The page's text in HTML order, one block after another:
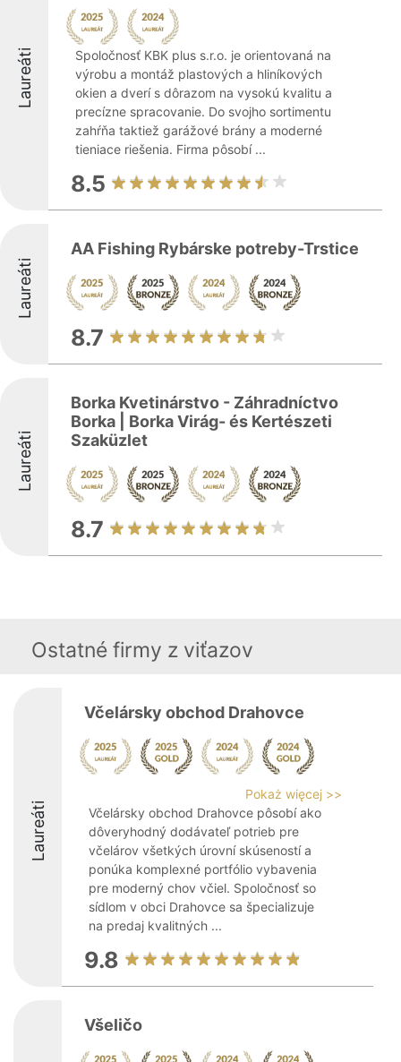
Laureáti
Spoločnosť KBK plus s.r.o. je orientovaná na
výrobu a montáž plastových a hliníkových
okien a dverí s dôrazom na vysokú kvalitu a
precízne spracovanie. Do svojho sortimentu
zahŕňa taktiež garážové brány a moderné
tieniace riešenia. Firma pôsobí ...
8.5
Laureáti
AA Fishing Rybárske potreby-Trstice
8.7
Laureáti
Borka Kvetinárstvo - Záhradníctvo
Borka | Borka Virág- és Kertészeti
Szaküzlet
8.7
Ostatné firmy z viťazov
Laureáti
Včelársky obchod Drahovce
Pokaż więcej >>
Včelársky obchod Drahovce pôsobí ako
dôveryhodný dodávateľ potrieb pre
včelárov všetkých úrovní skúseností a
ponúka komplexné portfólio vybavenia
pre moderný chov včiel. Spoločnosť so
sídlom v obci Drahovce sa špecializuje
na predaj kvalitných ...
9.8
Všeličo